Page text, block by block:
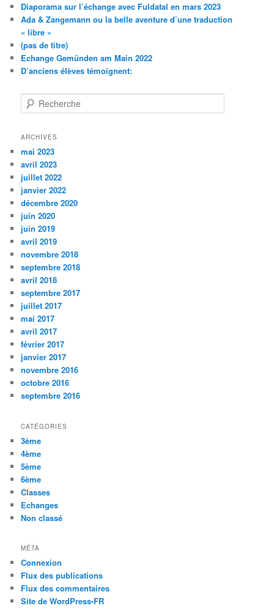
Diaporama sur l’échange avec Fuldatal en mars 2023
Ada & Zangemann ou la belle aventure d’une traduction
« libre »
(pas de titre)
Echange Gemünden am Main 2022
D’anciens élèves témoignent:
e
h
r
c
h
e
ARCHIVES
mai 2023
avril 2023
juillet 2022
janvier 2022
décembre 2020
juin 2020
juin 2019
avril 2019
novembre 2018
septembre 2018
avril 2018
septembre 2017
juillet 2017
mai 2017
avril 2017
février 2017
janvier 2017
novembre 2016
octobre 2016
septembre 2016
CATÉGORIES
3ème
4ème
5ème
6ème
Classes
Echanges
Non classé
MÉTA
Connexion
Flux des publications
Flux des commentaires
Site de WordPress-FR